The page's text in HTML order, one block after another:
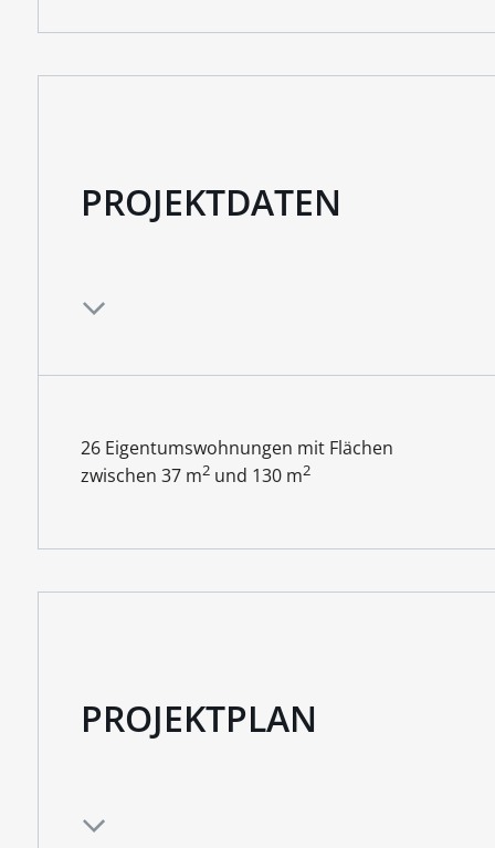
PROJEKTDATEN
26 Eigentumswohnungen mit Flächen
zwischen 37 m2und 130 m2
PROJEKTPLAN